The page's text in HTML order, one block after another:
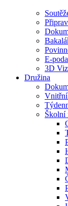
E-
3D
Družina
Vnitřní
Školní